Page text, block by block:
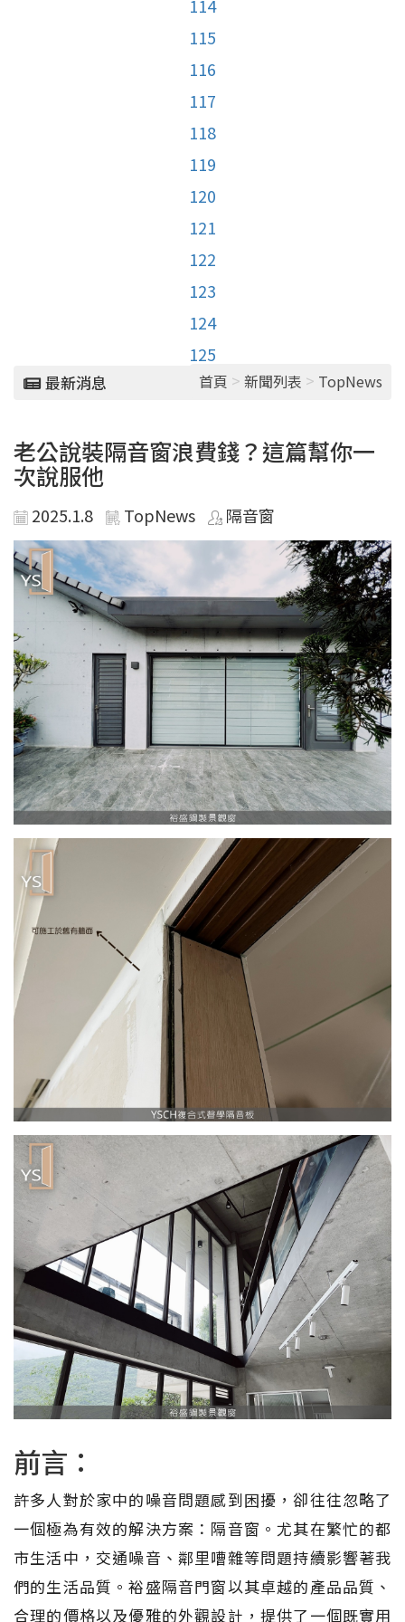
114
115
116
117
118
119
120
121
122
123
124
125
最新消息 首頁 > 新聞列表 > TopNews
老公說裝隔音窗浪費錢？這篇幫你一
次說服他
2025.1.8 TopNews 隔音窗
前言：
許多人對於家中的噪音問題感到困擾，卻往往忽略了
一個極為有效的解決方案：隔音窗。尤其在繁忙的都
市生活中，交通噪音、鄰里嘈雜等問題持續影響著我
們的生活品質。裕盛隔音門窗以其卓越的產品品質、
合理的價格以及優雅的外觀設計，提供了一個既實用